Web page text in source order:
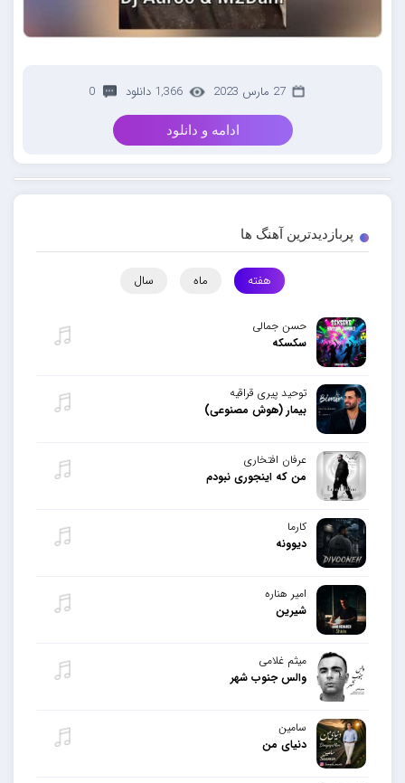
27 مارس 2023 1,366 دانلود 0
ادامه و دانلود
پربازدیدترین آهنگ ها
هفته ماه سال
حسن جمالی
سکسکه
توحید پیری قراقیه
بیمار (هوش مصنوعی)
عرفان افتخاری
من که اینجوری نبودم
کارما
دیوونه
امیر هناره
شیرین
میثم غلامی
والس جنوب شهر
سامین
دنیای من